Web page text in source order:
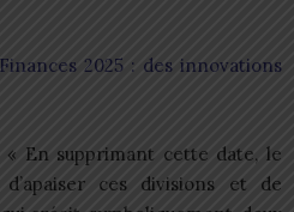
2025 : des innovations
En supprimant cette date, le
ces divisions et de